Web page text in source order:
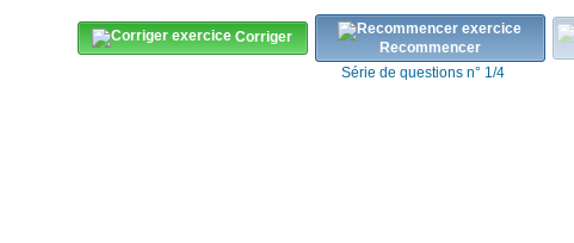
Corriger
Recommencer
Série de questions n° 1/4